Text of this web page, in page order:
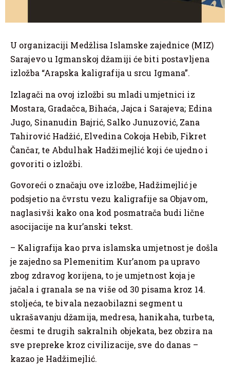
U organizaciji Medžlisa Islamske zajednice (MIZ)
Sarajevo u Igmanskoj džamiji će biti postavljena
izložba “Arapska kaligrafija u srcu Igmana”.
Izlagači na ovoj izložbi su mladi umjetnici iz
Mostara, Gradačca, Bihaća, Jajca i Sarajeva; Edina
Jugo, Sinanudin Bajrić, Salko Junuzović, Zana
Tahirović Hadžić, Elvedina Cokoja Hebib, Fikret
Čančar, te Abdulhak Hadžimejlić koji će ujedno i
govoriti o izložbi.
Govoreći o značaju ove izložbe, Hadžimejlić je
podsjetio na čvrstu vezu kaligrafije sa Objavom,
naglasivši kako ona kod posmatrača budi lične
asocijacije na kur’anski tekst.
– Kaligrafija kao prva islamska umjetnost je došla
je zajedno sa Plemenitim Kur’anom pa upravo
zbog zdravog korijena, to je umjetnost koja je
jačala i granala se na više od 30 pisama kroz 14.
stoljeća, te bivala nezaobilazni segment u
ukrašavanju džamija, medresa, hanikaha, turbeta,
česmi te drugih sakralnih objekata, bez obzira na
sve prepreke kroz civilizacije, sve do danas –
kazao je Hadžimejlić.